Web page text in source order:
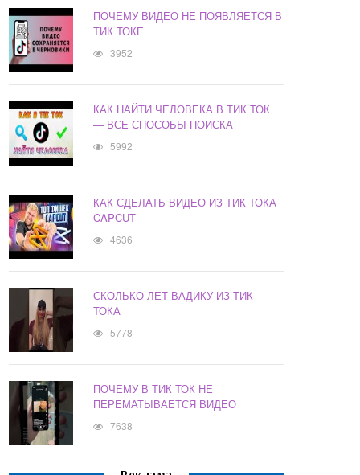
ПОЧЕМУ ВИДЕО НЕ ПОЯВЛЯЕТСЯ В
ТИК ТОКЕ
3952
КАК НАЙТИ ЧЕЛОВЕКА В ТИК ТОК
— ВСЕ СПОСОБЫ ПОИСКА
5992
КАК СДЕЛАТЬ ВИДЕО ИЗ ТИК ТОКА
CAPCUT
4636
СКОЛЬКО ЛЕТ ВАДИКУ ИЗ ТИК
ТОКА
5778
ПОЧЕМУ В ТИК ТОК НЕ
ПЕРЕМАТЫВАЕТСЯ ВИДЕО
7638